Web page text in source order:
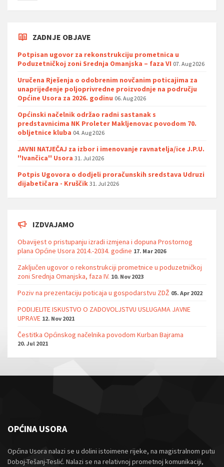
ZADNJE OBJAVE
Potpisan ugovor za rekonstrukciju prometnica u
Poduzetničkoj zoni Srednja Omanjska – faza VI 07. Aug 2026
Uručena Rješenja o odobrenim novčanim poticajima za
unaprijeđenje poljoprivredne proizvodnje na području
Općine Usora za 2026. godinu 06. Aug 2026
Općinski načelnik održao radni sastanak s
predstavnicima NK Proleter Makljenovac povodom 70.
obljetnice kluba 04. Aug 2026
JAVNI NATJEČAJ za izbor i imenovanje ravnatelja/ice J.P.U.
''Ivančica'' Usora 31. Jul 2026
Potpis Ugovora o dodjeli proračunskih sredstava Udruzi
dijabetičara - Kruščik 31. Jul 2026
IZDVAJAMO
Obavijest o pristupanju izradi izmjena i dopuna Prostornog
plana Općine Usora 2014.-2034. godine 17. Mar 2026
Zaključen ugovor o rekonstrukciji prometnice u poduzetničkoj
zoni Srednja Omanjska, faza IV. 10. Nov 2023
Poziv na prezentaciju poticaja u gospodarstvu ZDŽ 05. Apr 2022
PODIJELITE ISKUSTVO O ZADOVOLJSTVU USLUGAMA JAVNE
UPRAVE 12. Nov 2021
Čestitka Općinskog načelnika povodom Kurban Bajrama
20. Jul 2021
OPĆINA USORA
Općina Usora nalazi se u dolini istoimene rijeke, na magistralnom putu
Doboj-Tešanj-Teslić. Nalazi se na relativnoj prometnoj komunikaciji,